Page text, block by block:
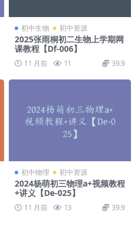
初中生物 初中资源
2025张雨桐初二生物上学期网
课教程【Df-006】
11 月前 11 39.9
初中物理 初中资源
2024杨萌初三物理a+视频教程
+讲义【De-025】
11 月前 13 39.9